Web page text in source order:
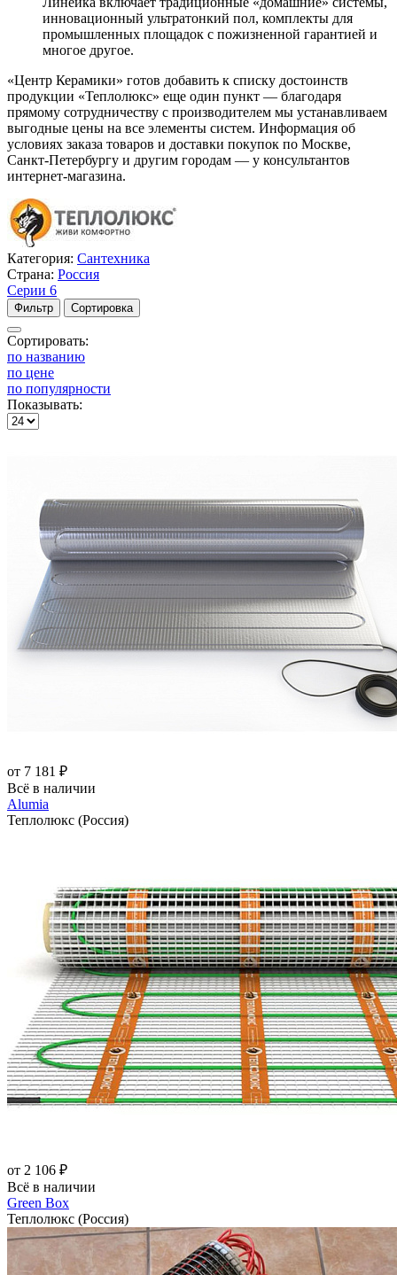
инновационный ультратонкий пол, комплекты для
промышленных площадок с пожизненной гарантией и
многое другое.
«Центр Керамики» готов добавить к списку достоинств
продукции «Теплолюкс» еще один пункт — благодаря
прямому сотрудничеству с производителем мы устанавливаем
выгодные цены на все элементы систем. Информация об
условиях заказа товаров и доставки покупок по Москве,
Санкт-Петербургу и другим городам — у консультантов
интернет-магазина.
Категория: Сантехника
Страна: Россия
Серии 6
Фильтр Сортировка
Сортировать:
по названию
по цене
по популярности
Показывать:
от 7 181 ₽
Всё в наличии
Alumia
Теплолюкс (Россия)
от 2 106 ₽
Всё в наличии
Green Box
Теплолюкс (Россия)